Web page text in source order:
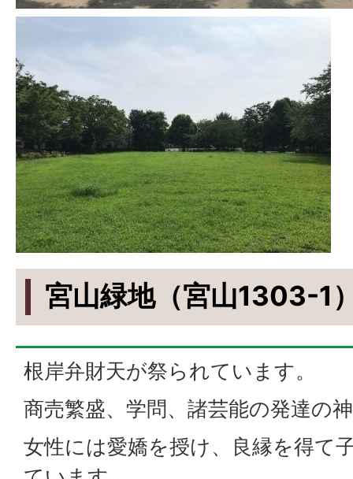
宮山緑地（宮山1303-1
根岸弁財天が祭られています。
商売繁盛、学問、諸芸能の発達の
女性には愛嬌を授け、良縁を得て